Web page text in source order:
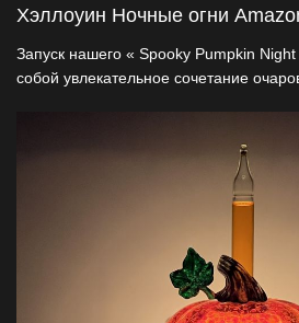
Хэллоуин Ночные огни
Запуск нашего « Spooky Pumpkin
собой увлекательное сочетание
сертификатом безопасности UL /
вращение на 360° сочетается с
натуральных смолах, обеспечивая
только светит, но и рассказывает
ваше пространство незабываемым.